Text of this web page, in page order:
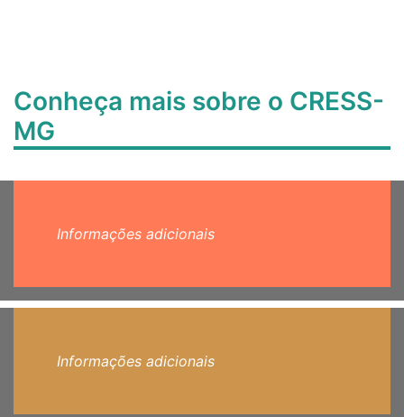
Conheça mais sobre o CRESS-
MG
Informações adicionais
Informações adicionais